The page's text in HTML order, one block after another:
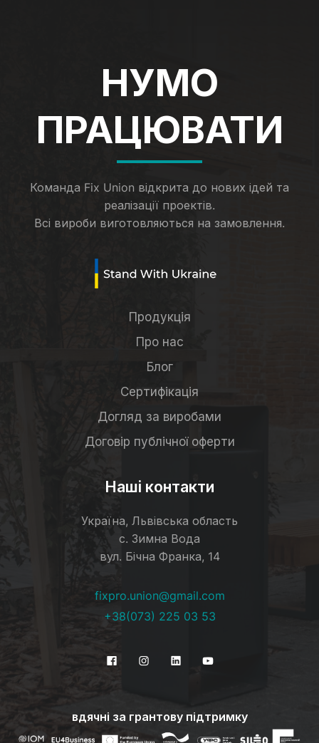
НУМО
ПРАЦЮВАТИ
Команда Fix Union відкрита до нових ідей та
реалізації проектів.
Всі вироби виготовляються на замовлення.
Продукція
Про нас
Блог
Сертифікація
Догляд за виробами
Договір публічної оферти
Наші контакти
Україна, Львівська область
с. Зимна Вода
вул. Бічна Франка, 14
fixpro.union@gmail.com
+38(073) 225 03 53
вдячні за грантову підтримку